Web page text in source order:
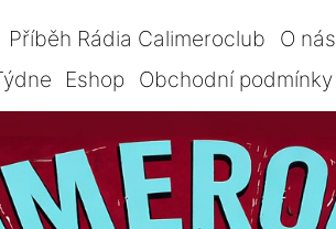
Příběh Rádia Calimeroclub O nás
Eshop Obchodní podmínky